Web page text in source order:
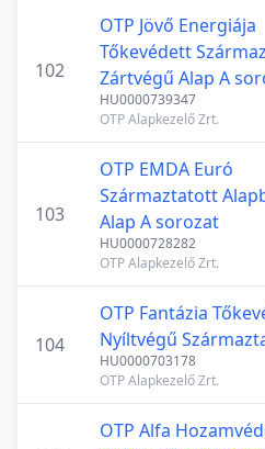
102
OTP Jövő Energiája
Tőkevédett
Zártvégű Alap A
HU0000739347
OTP Alapkezelő Zrt.
103
OTP EMDA Euró
Származtatott
Alap A sorozat
HU0000728282
OTP Alapkezelő Zrt.
104
OTP Fantázia
Nyíltvégű
HU0000703178
OTP Alapkezelő Zrt.
OTP Alfa